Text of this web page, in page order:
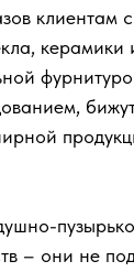
клиентам
керамики
– они не